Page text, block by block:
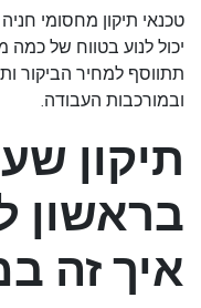
טכנאי תיקון מחסומי
יכול לנוע בטווח של כמה
תתווסף למחיר הביקור
ובמורכבות העבודה.
תיקון
בראשון
איך זה